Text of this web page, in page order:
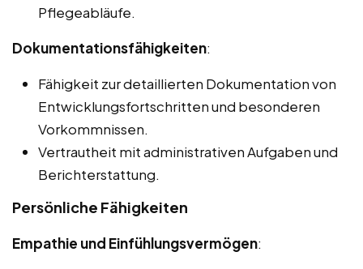
Pflegeabläufe.
Dokumentationsfähigkeiten:
Fähigkeit zur detaillierten Dokumentation von
Entwicklungsfortschritten und besonderen
Vorkommnissen.
Vertrautheit mit administrativen Aufgaben und
Berichterstattung.
Persönliche Fähigkeiten
Empathie und Einfühlungsvermögen: